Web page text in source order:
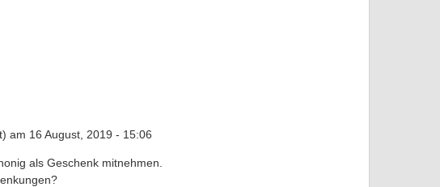
am 16 August, 2019 - 15:06
als Geschenk mitnehmen.